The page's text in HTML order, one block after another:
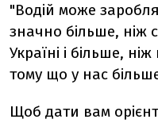
"Водій може
значно більше, ніж
Україні і більше,
тому що у нас
Щоб дати вам